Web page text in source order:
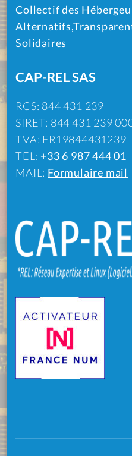
Collectif des
Solidaires
CAP-REL SAS
RCS: 844 431 239
SIRET: 844 431 239
TVA: FR19844431239
TEL: +33 6 987 444 01
MAIL: Formulaire mail